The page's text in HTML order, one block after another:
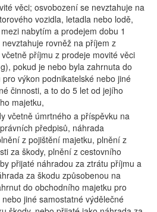
věci; osvobození se nevztahuje na
vozidla, letadla nebo lodě,
nabytím a prodejem dobu 1
rovněž na příjem z
příjmu z prodeje movité věci
pokud je nebo byla zahrnuta do
výkon podnikatelské nebo jiné
činnosti, a to do 5 let od jejího
majetku,
včetně úmrtného a příspěvku na
předpisů, náhrada
z pojištění majetku, plnění z
za škody, plnění z cestovního
přijaté náhradou za ztrátu příjmu a
za škodu způsobenou na
do obchodního majetku pro
jiné samostatné výdělečné